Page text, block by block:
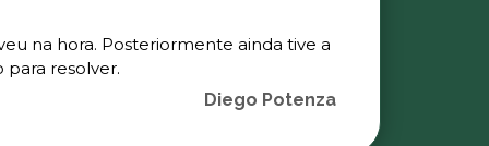
na hora. Posteriormente ainda tive a
resolver.
Diego Potenza